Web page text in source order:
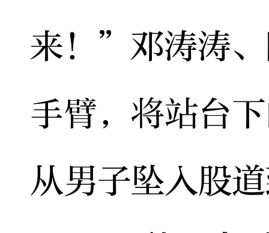
来！”邓涛涛
手臂，将站台
从男子坠入股